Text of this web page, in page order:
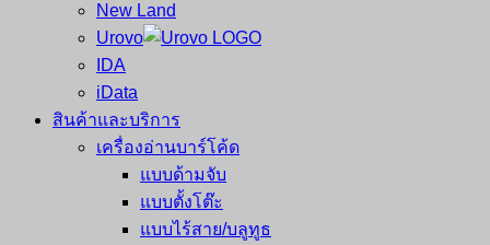
New Land
Urovo
IDA
iData
สินค้าและบริการ
เครื่องอ่านบาร์โค้ด
แบบด้ามจับ
แบบตั้งโต๊ะ
แบบไร้สาย/บลูทูธ